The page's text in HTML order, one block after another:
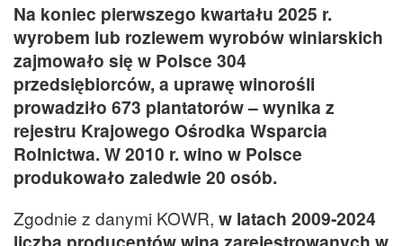
Na koniec pierwszego kwartału 2025 r.
wyrobem lub rozlewem wyrobów winiarskich
zajmowało się w Polsce 304
przedsiębiorców, a uprawę winorośli
prowadziło 673 plantatorów – wynika z
rejestru Krajowego Ośrodka Wsparcia
Rolnictwa. W 2010 r. wino w Polsce
produkowało zaledwie 20 osób.
Zgodnie z danymi KOWR, w latach 2009-2024